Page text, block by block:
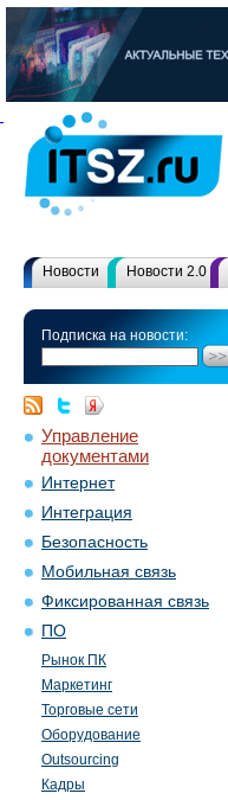
Новости Новости 2.0
Подписка на новости:
Управление
документами
Интернет
Интеграция
Безопасность
Мобильная связь
Фиксированная связь
ПО
Рынок ПК
Маркетинг
Торговые сети
Оборудование
Outsourcing
Кадры